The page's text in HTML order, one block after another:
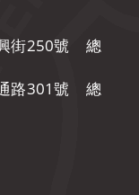
街250號 總
路301號 總